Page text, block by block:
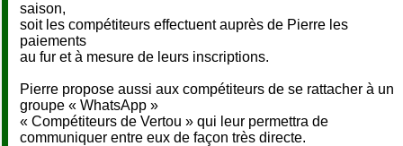
saison,
soit les compétiteurs effectuent auprès de Pierre les
paiements
au fur et à mesure de leurs inscriptions.
Pierre propose aussi aux compétiteurs de se rattacher à un
groupe « WhatsApp »
« Compétiteurs de Vertou » qui leur permettra de
communiquer entre eux de façon très directe.